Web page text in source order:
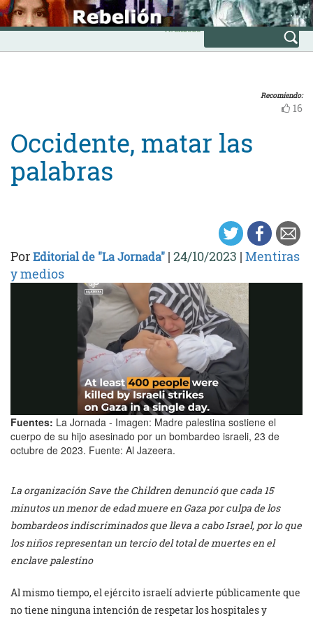
Skip
to
content
INICIO
Avanzada
Recomiendo:
16
Occidente, matar las
palabras
PorEditorial de "La Jornada" | 24/10/2023 | Mentiras
y medios
Fuentes: La Jornada - Imagen: Madre palestina sostiene el
cuerpo de su hijo asesinado por un bombardeo israeli, 23 de
octubre de 2023. Fuente: Al Jazeera.
La organización Save the Children denunció que cada 15
minutos un menor de edad muere en Gaza por culpa de los
bombardeos indiscriminados que lleva a cabo Israel, por lo que
los niños representan un tercio del total de muertes en el
enclave palestino
Al mismo tiempo, el ejército israelí advierte públicamente que
no tiene ninguna intención de respetar los hospitales y